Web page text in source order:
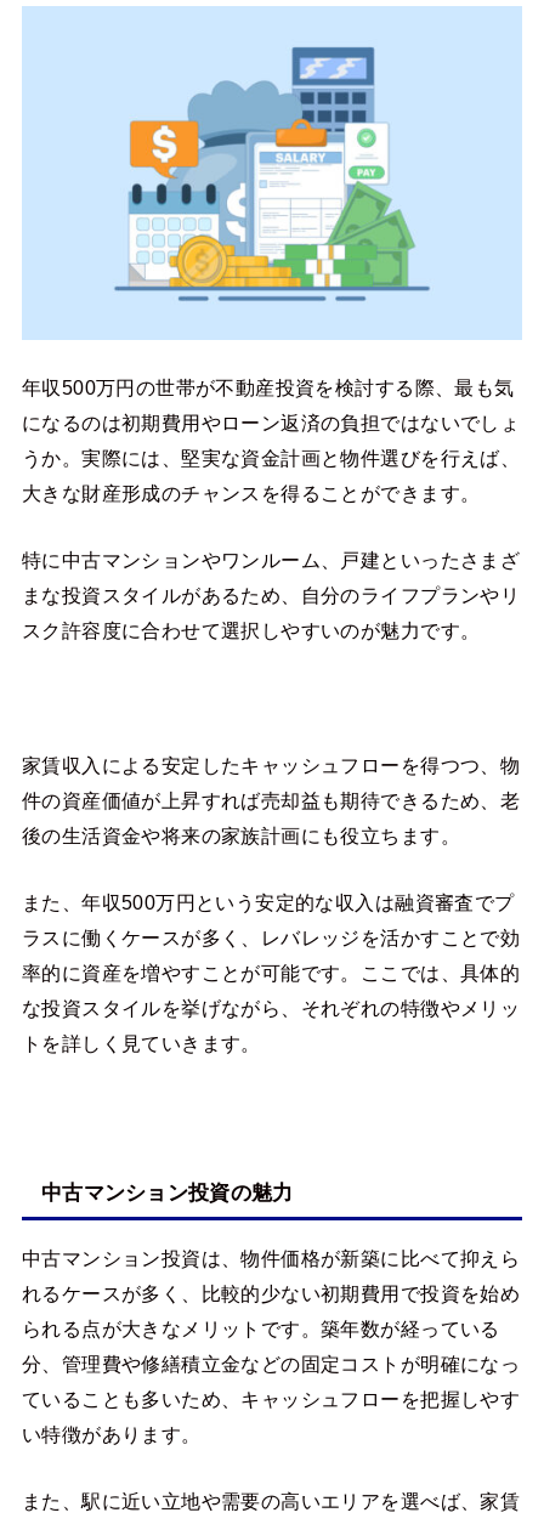
年収500万円の世帯が不動産投資を検討する際、最も気
になるのは初期費用やローン返済の負担ではないでしょ
うか。実際には、堅実な資金計画と物件選びを行えば、
大きな財産形成のチャンスを得ることができます。
特に中古マンションやワンルーム、戸建といったさまざ
まな投資スタイルがあるため、自分のライフプランやリ
スク許容度に合わせて選択しやすいのが魅力です。
家賃収入による安定したキャッシュフローを得つつ、物
件の資産価値が上昇すれば売却益も期待できるため、老
後の生活資金や将来の家族計画にも役立ちます。
また、年収500万円という安定的な収入は融資審査でプ
ラスに働くケースが多く、レバレッジを活かすことで効
率的に資産を増やすことが可能です。ここでは、具体的
な投資スタイルを挙げながら、それぞれの特徴やメリッ
トを詳しく見ていきます。
中古マンション投資の魅力
中古マンション投資は、物件価格が新築に比べて抑えら
れるケースが多く、比較的少ない初期費用で投資を始め
られる点が大きなメリットです。築年数が経っている
分、管理費や修繕積立金などの固定コストが明確になっ
ていることも多いため、キャッシュフローを把握しやす
い特徴があります。
また、駅に近い立地や需要の高いエリアを選べば、家賃